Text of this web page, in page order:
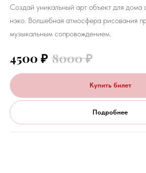
Создай уникальный арт объект для дома
нэко. Волшебная атмосфера рисования
музыкальным сопровождением.
4500 ₽ 8000₽
Купить билет
Подробнее